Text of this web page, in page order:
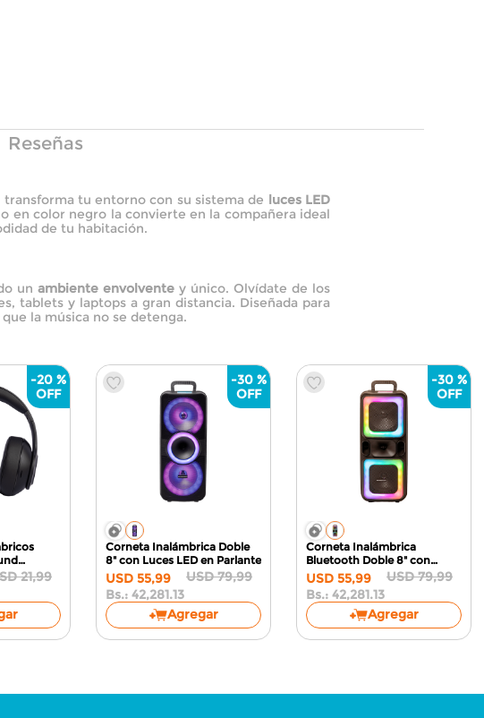
Reseñas
tu entorno con su sistema de luces LED
en color negro la convierte en la compañera ideal
de tu habitación.
un ambiente envolventey único. Olvídate de los
tablets y laptops a gran distancia. Diseñada para
la música no se detenga.
-20 %
21,99
-30 %
Corneta Inalámbrica Doble
8" con Luces LED en Parlante
USD 55,99 USD 79,99
Bs.: 42,281.13
Agregar
-30 %
Corneta Inalámbrica
Bluetooth Doble 8" con
Luces LED
USD 55,99 USD 79,99
Bs.: 42,281.13
Agregar